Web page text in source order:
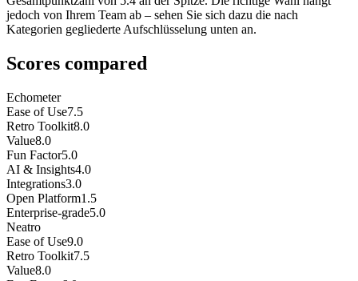
jedoch von Ihrem Team ab – sehen Sie sich dazu die nach
Kategorien gegliederte Aufschlüsselung unten an.
Scores compared
Echometer
Ease of Use7.5
Retro Toolkit8.0
Value8.0
Fun Factor5.0
AI & Insights4.0
Integrations3.0
Open Platform1.5
Enterprise-grade5.0
Neatro
Ease of Use9.0
Retro Toolkit7.5
Value8.0